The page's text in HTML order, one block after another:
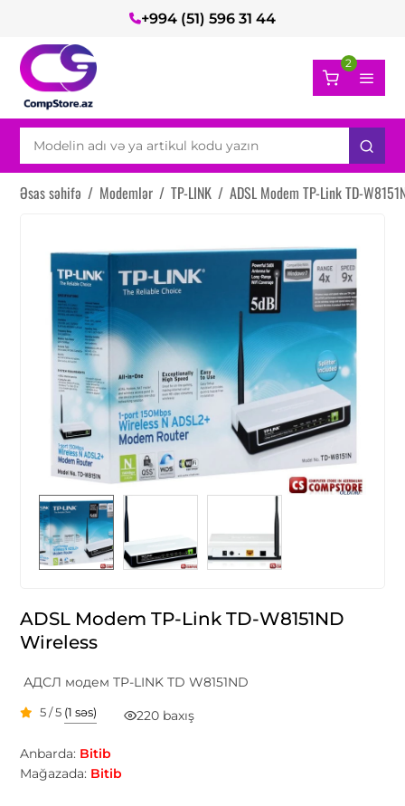
+994 (51) 596 31 44
2
Əsas səhifə / Modemlər / TP-LINK / ADSL Modem TP-Link TD-
ADSL Modem TP-Link TD-W8151ND
Wireless
АДСЛ модем TP-LINK TD W8151ND
5 / 5 (1 səs) 220 baxış
Anbarda: Bitib
Mağazada: Bitib